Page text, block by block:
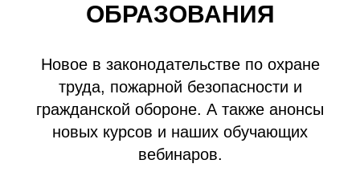
ОБРАЗОВАНИЯ
Новое в законодательстве по охране
труда, пожарной безопасности и
гражданской обороне. А также анонсы
новых курсов и наших обучающих
вебинаров.